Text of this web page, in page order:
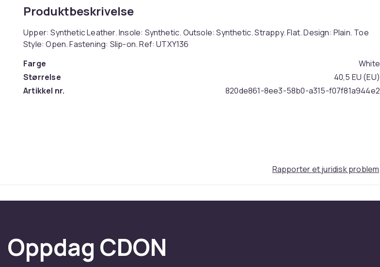
Produktbeskrivelse
Upper: Synthetic Leather. Insole: Synthetic. Outsole: Synthetic. Strappy. Flat. Design: Plain. Toe
Style: Open. Fastening: Slip-on. Ref: UTXY136
Farge
White
Størrelse
40,5 EU (EU)
Artikkel nr.
820de861-8ee3-58b0-a315-f07f81a944e2
Rapporter et juridisk problem
Oppdag CDON